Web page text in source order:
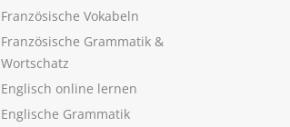
Französische Vokabeln
Französische Grammatik &
Wortschatz
Englisch online lernen
Englische Grammatik